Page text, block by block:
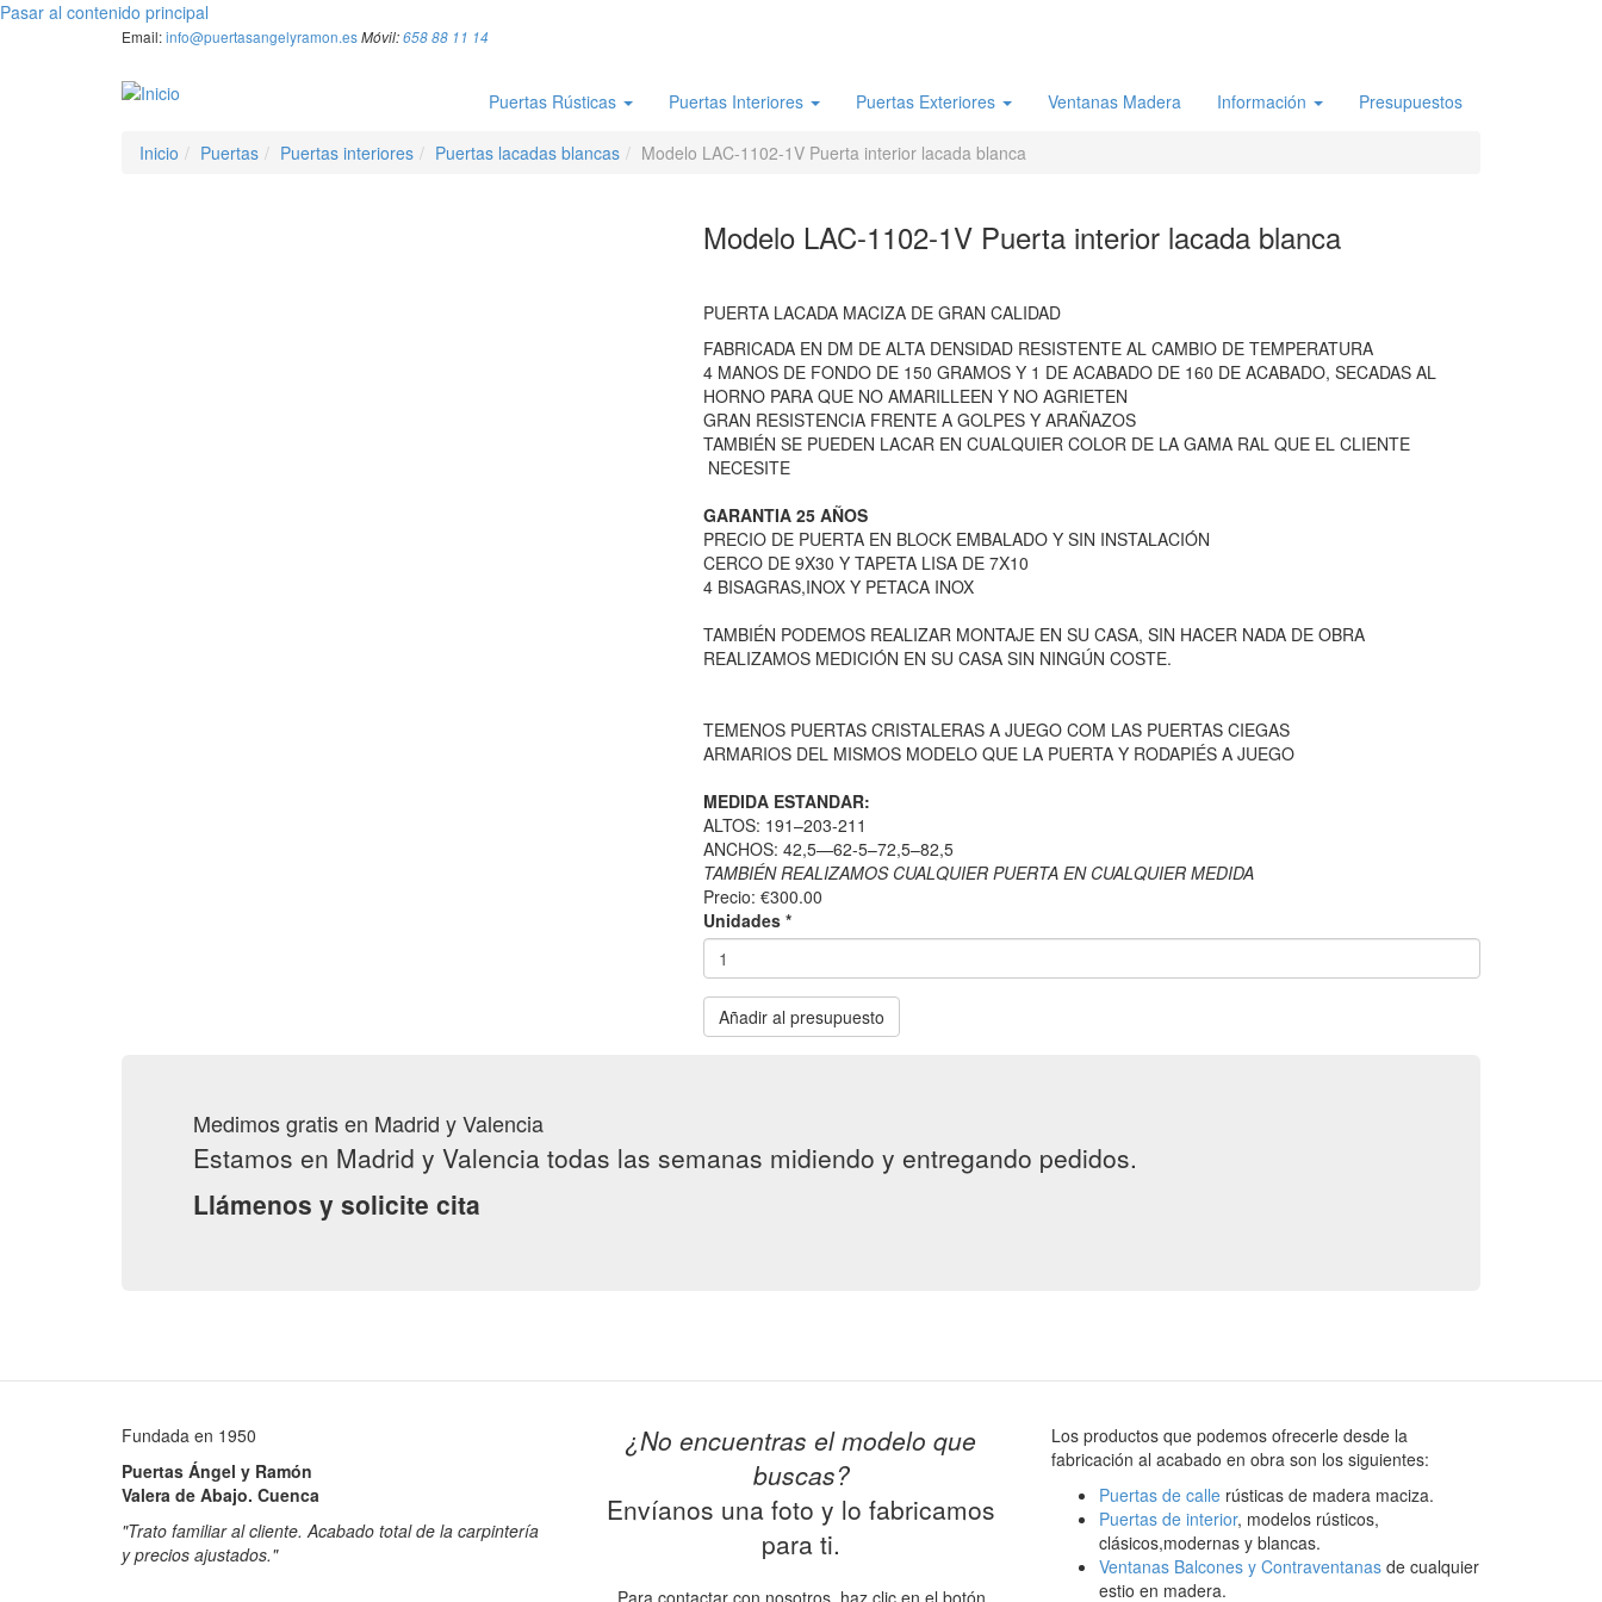
Pasar al contenido principal
Email:info@puertasangelyramon.esMóvil:658 88 11 14
Puertas Rústicas Puertas Interiores Puertas Exteriores Ventanas Madera Información Presupuestos
Inicio Puertas Puertas interiores Puertas lacadas blancas Modelo LAC-1102-1V Puerta interior lacada blanca
Modelo LAC-1102-1V Puerta interior lacada blanca
PUERTA LACADA MACIZA DE GRAN CALIDAD
FABRICADA EN DM DE ALTA DENSIDAD RESISTENTE AL CAMBIO DE TEMPERATURA
4 MANOS DE FONDO DE 150 GRAMOS Y 1 DE ACABADO DE 160 DE ACABADO, SECADAS AL
HORNO PARA QUE NO AMARILLEEN Y NO AGRIETEN
GRAN RESISTENCIA FRENTE A GOLPES Y ARAÑAZOS
TAMBIÉN SE PUEDEN LACAR EN CUALQUIER COLOR DE LA GAMA RAL QUE EL CLIENTE
NECESITE
GARANTIA 25 AÑOS
PRECIO DE PUERTA EN BLOCK EMBALADO Y SIN INSTALACIÓN
CERCO DE 9X30 Y TAPETA LISA DE 7X10
4 BISAGRAS,INOX Y PETACA INOX
TAMBIÉN PODEMOS REALIZAR MONTAJE EN SU CASA, SIN HACER NADA DE OBRA
REALIZAMOS MEDICIÓN EN SU CASA SIN NINGÚN COSTE.
TEMENOS PUERTAS CRISTALERAS A JUEGO COM LAS PUERTAS CIEGAS
ARMARIOS DEL MISMOS MODELO QUE LA PUERTA Y RODAPIÉS A JUEGO
MEDIDA ESTANDAR:
ALTOS: 191–203-211
ANCHOS: 42,5—62-5–72,5–82,5
TAMBIÉN REALIZAMOS CUALQUIER PUERTA EN CUALQUIER MEDIDA
Precio: €300.00
Unidades *
Añadir al presupuesto
Medimos gratis en Madrid y Valencia
Estamos en Madrid y Valencia todas las semanas midiendo y entregando pedidos.
Llámenos y solicite cita
Fundada en 1950
Puertas Ángel y Ramón
Valera de Abajo. Cuenca
"Trato familiar al cliente. Acabado total de la carpintería
y precios ajustados."
¿No encuentras el modelo que
buscas?
Envíanos una foto y lo fabricamos
para ti.
Para contactar con nosotros, haz clic en el botón
Los productos que podemos ofrecerle desde la
fabricación al acabado en obra son los siguientes:
Puertas de calle rústicas de madera maciza.
Puertas de interior, modelos rústicos,
clásicos,modernas y blancas.
Ventanas Balcones y Contraventanas de cualquier
estio en madera.